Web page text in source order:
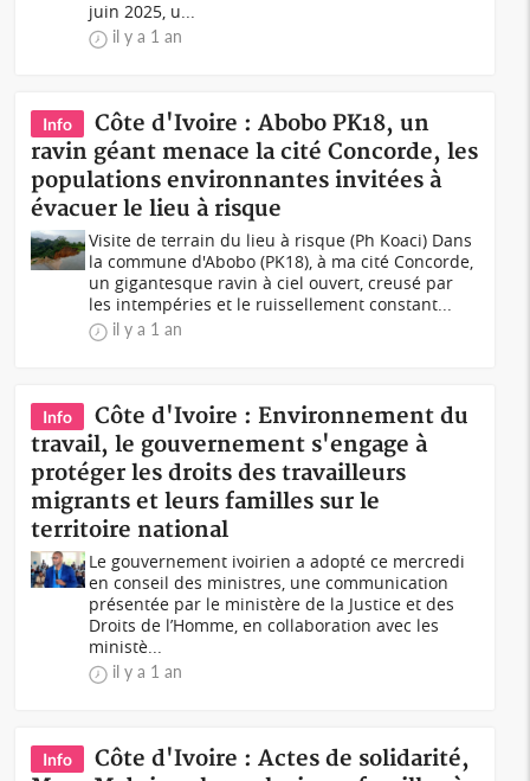
juin 2025, u...
il y a 1 an
Info
Côte d'Ivoire : Abobo PK18, un
ravin géant menace la cité Concorde, les
populations environnantes invitées à
évacuer le lieu à risque
Visite de terrain du lieu à risque (Ph Koaci) Dans
la commune d'Abobo (PK18), à ma cité Concorde,
un gigantesque ravin à ciel ouvert, creusé par
les intempéries et le ruissellement constant...
il y a 1 an
Info
Côte d'Ivoire : Environnement du
travail, le gouvernement s'engage à
protéger les droits des travailleurs
migrants et leurs familles sur le
territoire national
Le gouvernement ivoirien a adopté ce mercredi
en conseil des ministres, une communication
présentée par le ministère de la Justice et des
Droits de l’Homme, en collaboration avec les
ministè...
il y a 1 an
Info
Côte d'Ivoire : Actes de solidarité,